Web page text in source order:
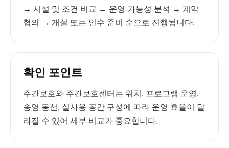
→ 시설 및 조건 비교 → 운영 가능성 분석 → 계약
협의 → 개설 또는 인수 준비 순으로 진행됩니다.
확인 포인트
주간보호와 주간보호센터는 위치, 프로그램 운영,
송영 동선, 실사용 공간 구성에 따라 운영 효율이 달
라질 수 있어 세부 비교가 중요합니다.